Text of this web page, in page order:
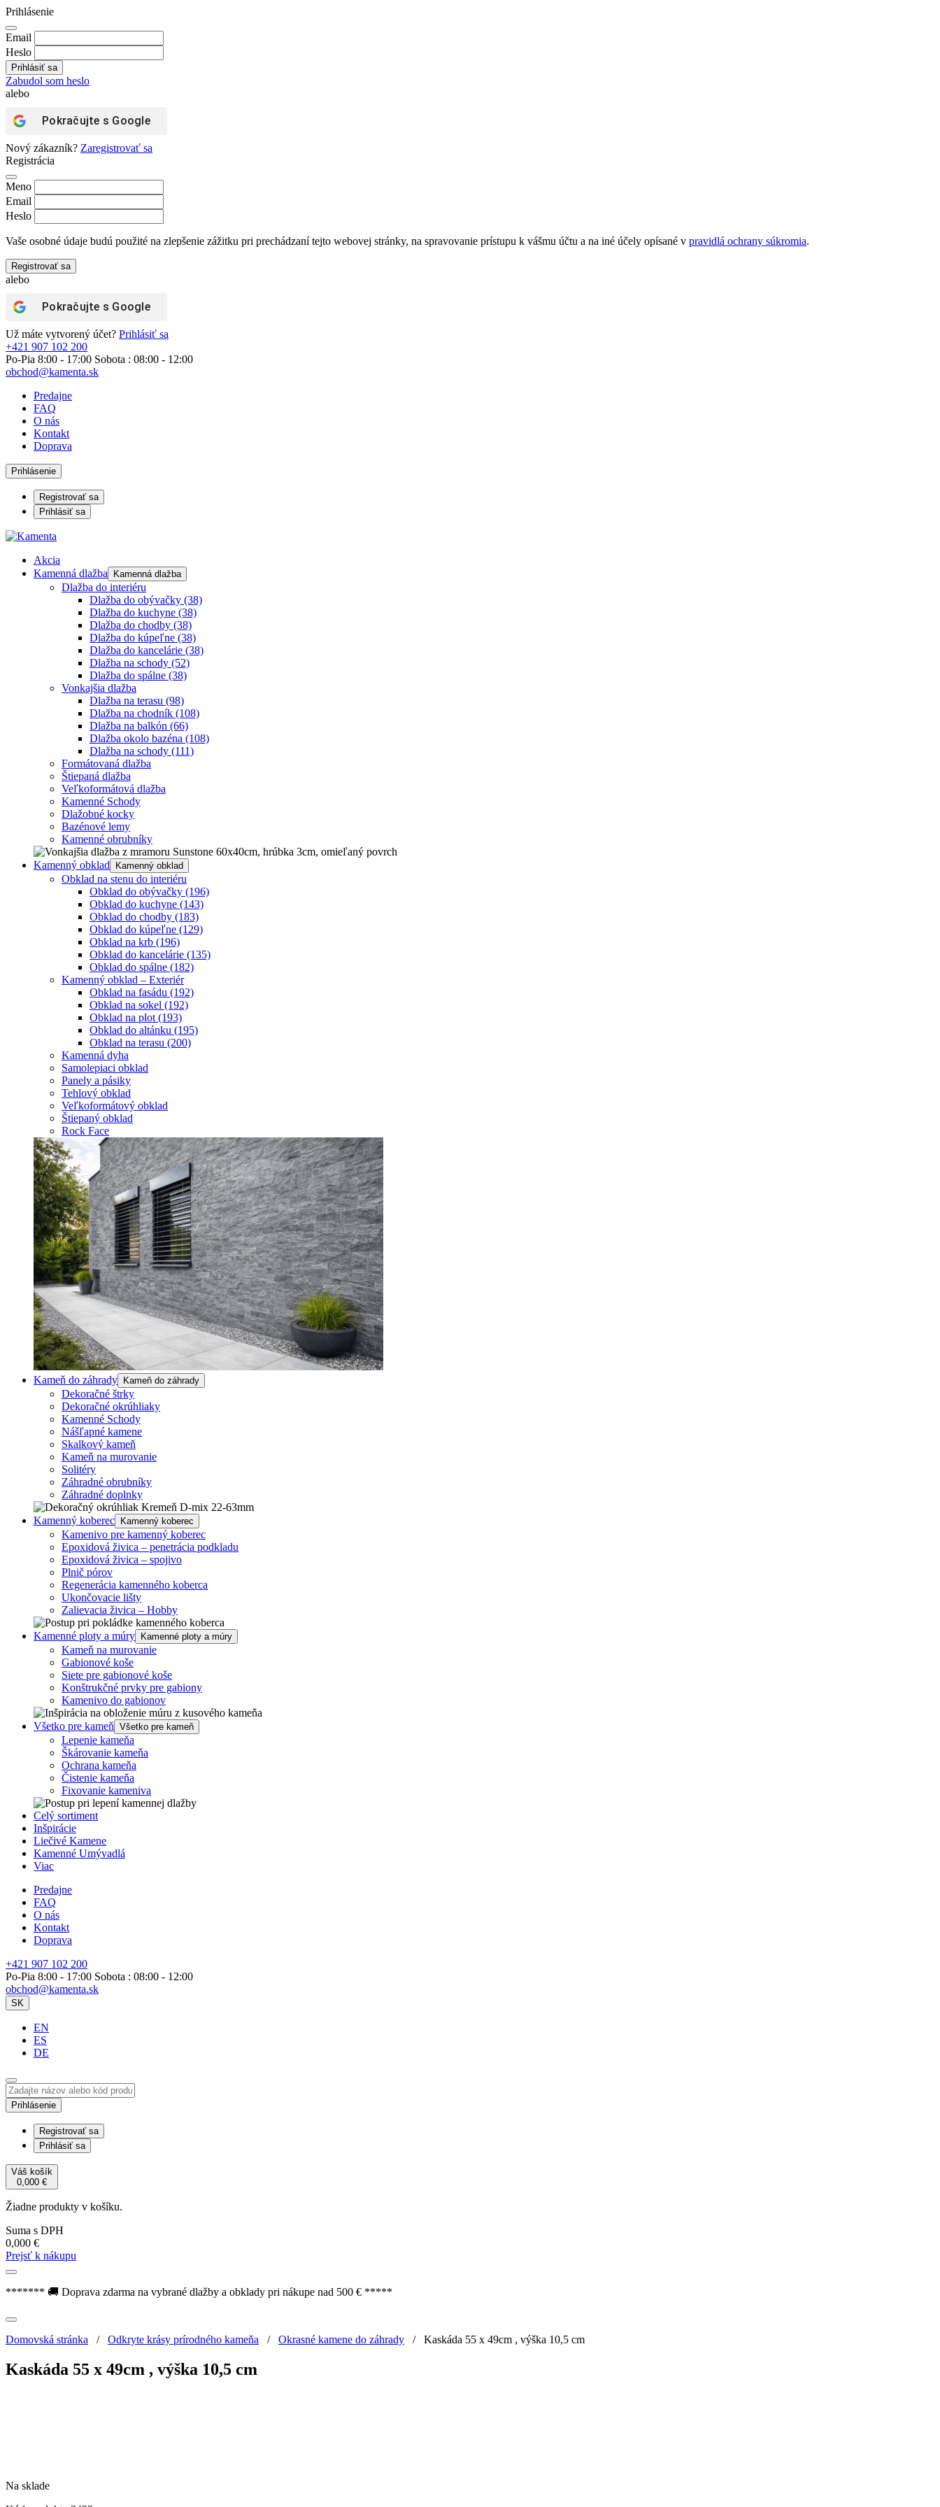
Prihlásenie
Email
Heslo
Zabudol som heslo
alebo
Pokračujte s Google
Nový zákazník? Zaregistrovať sa
Registrácia
Meno
Email
Heslo
Vaše osobné údaje budú použité na zlepšenie zážitku pri prechádzaní tejto webovej stránky, na spravovanie prístupu k vášmu účtu a na iné účely opísané v pravidlá ochrany súkromia.
Registrovať sa
alebo
Pokračujte s Google
Už máte vytvorený účet? Prihlásiť sa
+421 907 102 200
Po-Pia 8:00 - 17:00 Sobota : 08:00 - 12:00
obchod@kamenta.sk
Predajne
FAQ
O nás
Kontakt
Doprava
Prihlásenie
Registrovať sa
Prihlásiť sa
Akcia
Kamenná dlažba
Kamenná dlažba
Dlažba do interiéru
Dlažba do obývačky (38)
Dlažba do kuchyne (38)
Dlažba do chodby (38)
Dlažba do kúpeľne (38)
Dlažba do kancelárie (38)
Dlažba na schody (52)
Dlažba do spálne (38)
Vonkajšia dlažba
Dlažba na terasu (98)
Dlažba na chodník (108)
Dlažba na balkón (66)
Dlažba okolo bazéna (108)
Dlažba na schody (111)
Formátovaná dlažba
Štiepaná dlažba
Veľkoformátová dlažba
Kamenné Schody
Dlažobné kocky
Bazénové lemy
Kamenné obrubníky
Kamenný obklad Kamenný obklad
Obklad na stenu do interiéru
Obklad do obývačky (196)
Obklad do kuchyne (143)
Obklad do chodby (183)
Obklad do kúpeľne (129)
Obklad na krb (196)
Obklad do kancelárie (135)
Obklad do spálne (182)
Kamenný obklad – Exteriér
Obklad na fasádu (192)
Obklad na sokel (192)
Obklad na plot (193)
Obklad do altánku (195)
Obklad na terasu (200)
Kamenná dyha
Samolepiaci obklad
Panely a pásiky
Tehlový obklad
Veľkoformátový obklad
Štiepaný obklad
Rock Face
Kameň do záhrady Kameň do záhrady
Dekoračné štrky
Dekoračné okrúhliaky
Kamenné Schody
Nášľapné kamene
Skalkový kameň
Kameň na murovanie
Solitéry
Záhradné obrubníky
Záhradné doplnky
Kamenný koberec Kamenný koberec
Kamenivo pre kamenný koberec
Epoxidová živica – penetrácia podkladu
Epoxidová živica – spojivo
Plnič pórov
Regenerácia kamenného koberca
Ukončovacie lišty
Zalievacia živica – Hobby
Kamenné ploty a múry Kamenné ploty a múry
Kameň na murovanie
Gabionové koše
Siete pre gabionové koše
Konštrukčné prvky pre gabiony
Kamenivo do gabionov
Všetko pre kameň Všetko pre kameň
Lepenie kameňa
Škárovanie kameňa
Ochrana kameňa
Čistenie kameňa
Fixovanie kameniva
Celý sortiment
Inšpirácie
Liečivé Kamene
Kamenné Umývadlá
Viac
Predajne
FAQ
O nás
Kontakt
Doprava
+421 907 102 200
Po-Pia 8:00 - 17:00 Sobota : 08:00 - 12:00
obchod@kamenta.sk
SK
EN
ES
DE
Prihlásenie
Registrovať sa
Prihlásiť sa
Váš košík
0,000 €
Žiadne produkty v košíku.
Suma s DPH
0,000 €
Prejsť k nákupu
******* 🚚 Doprava zdarma na vybrané dlažby a obklady pri nákupe nad 500 € *****
Domovská stránka / Odkryte krásy prírodného kameňa / Okrasné kamene do záhrady / Kaskáda 55 x 49cm , výška 10,5 cm
Kaskáda 55 x 49cm , výška 10,5 cm
Na sklade